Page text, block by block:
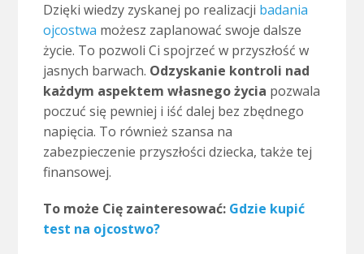
Dzięki wiedzy zyskanej po realizacji badania
ojcostwa możesz zaplanować swoje dalsze
życie. To pozwoli Ci spojrzeć w przyszłość w
jasnych barwach. Odzyskanie kontroli nad
każdym aspektem własnego życia pozwala
poczuć się pewniej i iść dalej bez zbędnego
napięcia. To również szansa na
zabezpieczenie przyszłości dziecka, także tej
finansowej.
To może Cię zainteresować: Gdzie kupić
test na ojcostwo?